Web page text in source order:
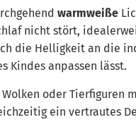
warmweiße
nicht stört,
die Helligkeit an die
Kindes anpassen lässt.
oder Tierfiguren
ein vertrautes